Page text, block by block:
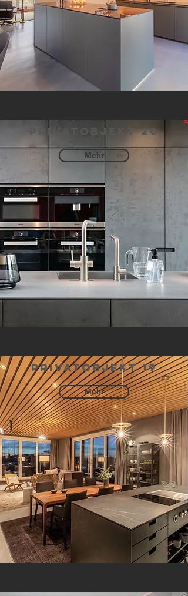
privatobjekt 20
Mehr
privatobjekt 19
Mehr